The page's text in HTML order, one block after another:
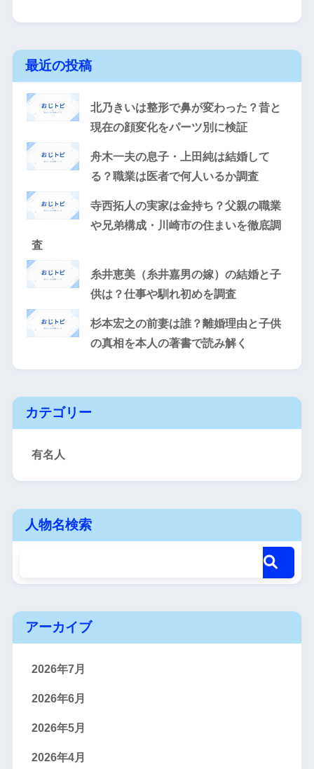
最近の投稿
北乃きいは整形で鼻が変わった？昔と
現在の顔変化をパーツ別に検証
舟木一夫の息子・上田純は結婚して
る？職業は医者で何人いるか調査
寺西拓人の実家は金持ち？父親の職業
や兄弟構成・川崎市の住まいを徹底調
査
糸井恵美（糸井嘉男の嫁）の結婚と子
供は？仕事や馴れ初めを調査
杉本宏之の前妻は誰？離婚理由と子供
の真相を本人の著書で読み解く
カテゴリー
有名人
人物名検索
アーカイブ
2026年7月
2026年6月
2026年5月
2026年4月